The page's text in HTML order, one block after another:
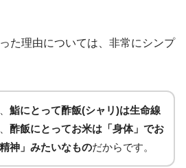
た理由については、非常にシンプ
鮨にとって酢飯(シャリ)は生命線
酢飯にとってお米は「身体」でお
神」みたいなものだからです。